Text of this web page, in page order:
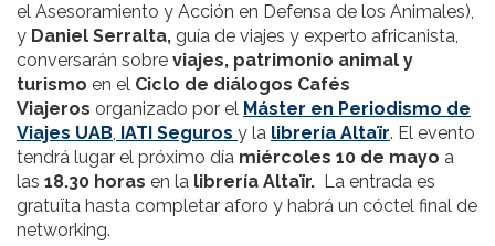
el Asesoramiento y Acción en Defensa de los Animales),
y Daniel Serralta, guía de viajes y experto africanista,
conversarán sobre viajes, patrimonio animal y
turismo en el Ciclo de diálogos Cafés
Viajeros organizado por el Máster en Periodismo de
Viajes UAB, IATI Seguros y la librería Altaïr. El evento
tendrá lugar el próximo día miércoles 10 de mayo a
las 18.30 horas en la librería Altaïr. La entrada es
gratuïta hasta completar aforo y habrá un cóctel final de
networking.